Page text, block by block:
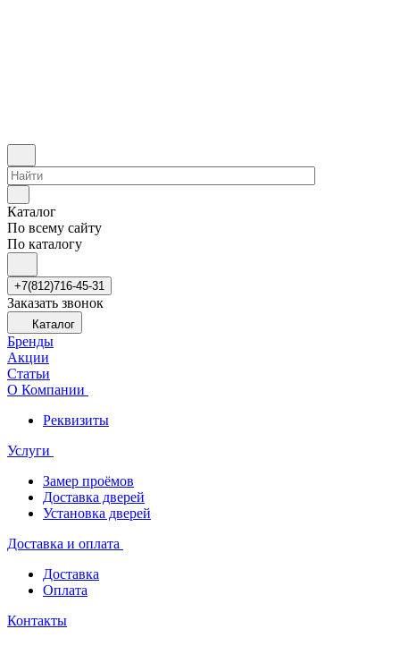
Каталог
По всему сайту
По каталогу
+7(812)716-45-31
Заказать звонок
Каталог
Бренды
Акции
Статьи
О Компании
Реквизиты
Услуги
Замер проёмов
Доставка дверей
Установка дверей
Доставка и оплата
Доставка
Оплата
Контакты